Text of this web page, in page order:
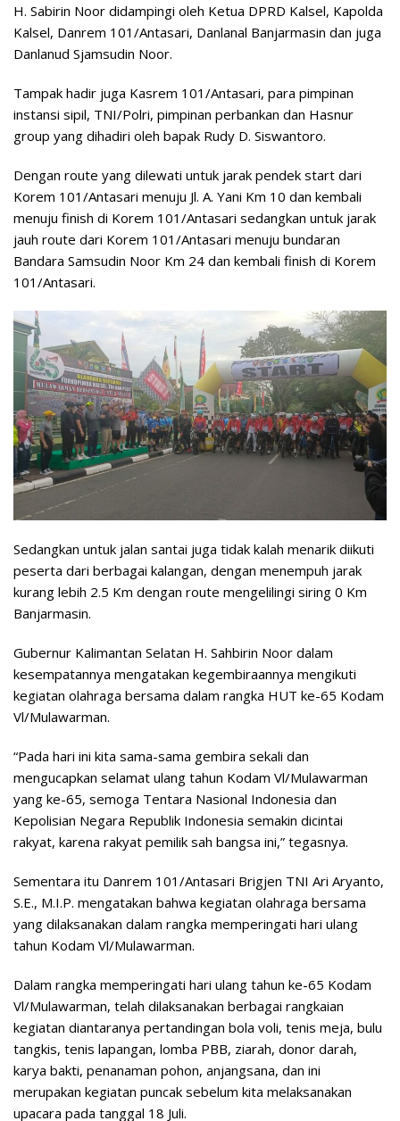
H. Sabirin Noor didampingi oleh Ketua DPRD Kalsel, Kapolda
Kalsel, Danrem 101/Antasari, Danlanal Banjarmasin dan juga
Danlanud Sjamsudin Noor.
Tampak hadir juga Kasrem 101/Antasari, para pimpinan
instansi sipil, TNI/Polri, pimpinan perbankan dan Hasnur
group yang dihadiri oleh bapak Rudy D. Siswantoro.
Dengan route yang dilewati untuk jarak pendek start dari
Korem 101/Antasari menuju Jl. A. Yani Km 10 dan kembali
menuju finish di Korem 101/Antasari sedangkan untuk jarak
jauh route dari Korem 101/Antasari menuju bundaran
Bandara Samsudin Noor Km 24 dan kembali finish di Korem
101/Antasari.
Sedangkan untuk jalan santai juga tidak kalah menarik diikuti
peserta dari berbagai kalangan, dengan menempuh jarak
kurang lebih 2.5 Km dengan route mengelilingi siring 0 Km
Banjarmasin.
Gubernur Kalimantan Selatan H. Sahbirin Noor dalam
kesempatannya mengatakan kegembiraannya mengikuti
kegiatan olahraga bersama dalam rangka HUT ke-65 Kodam
Vl/Mulawarman.
“Pada hari ini kita sama-sama gembira sekali dan
mengucapkan selamat ulang tahun Kodam Vl/Mulawarman
yang ke-65, semoga Tentara Nasional Indonesia dan
Kepolisian Negara Republik Indonesia semakin dicintai
rakyat, karena rakyat pemilik sah bangsa ini,” tegasnya.
Sementara itu Danrem 101/Antasari Brigjen TNI Ari Aryanto,
S.E., M.I.P. mengatakan bahwa kegiatan olahraga bersama
yang dilaksanakan dalam rangka memperingati hari ulang
tahun Kodam Vl/Mulawarman.
Dalam rangka memperingati hari ulang tahun ke-65 Kodam
Vl/Mulawarman, telah dilaksanakan berbagai rangkaian
kegiatan diantaranya pertandingan bola voli, tenis meja, bulu
tangkis, tenis lapangan, lomba PBB, ziarah, donor darah,
karya bakti, penanaman pohon, anjangsana, dan ini
merupakan kegiatan puncak sebelum kita melaksanakan
upacara pada tanggal 18 Juli.